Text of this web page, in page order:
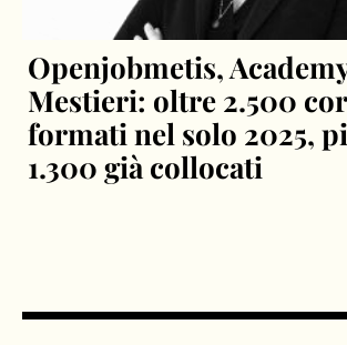
Openjobmetis,
Mestieri: oltre 2.500
formati nel solo 2025,
1.300 già collocati